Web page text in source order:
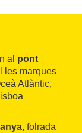
al pont
les marques
Atlàntic,
, folrada